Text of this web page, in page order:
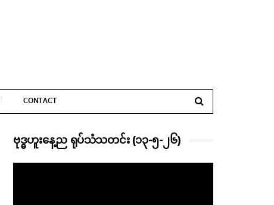
CONTACT
ဗုဒ္ဓဟူးနေ့ည ရုပ်သံသတင်း (၁၃-၅-၂၆)